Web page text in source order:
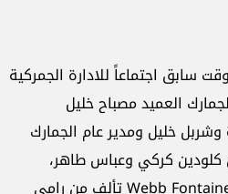
سابق اجتماعاً للادارة الجمركية
العميد مصباح خليل
خليل ومدير عام الجمارك
كلودين كركي وعباس طاهر،
بمشاركة ممثلين عن شركة Webb Fontaine تألف من رامي